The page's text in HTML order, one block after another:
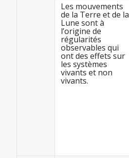
Les mouvements
de la Terre et de la
Lune sont à
l’origine de
régularités
observables qui
ont des effets sur
les systèmes
vivants et non
vivants.